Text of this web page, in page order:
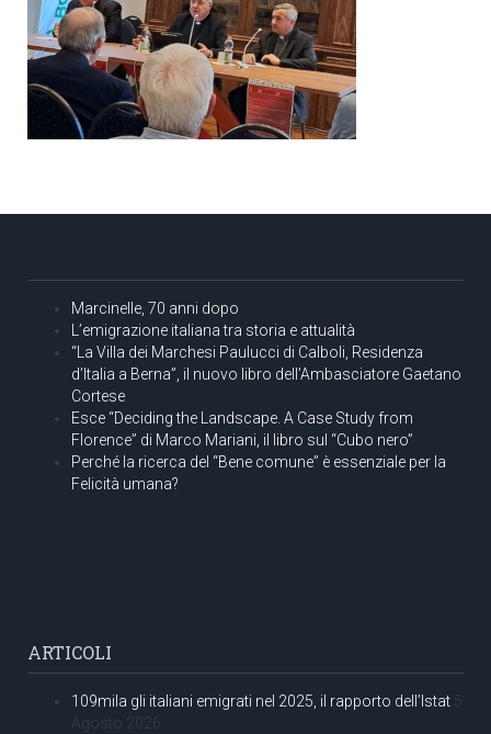
Marcinelle, 70 anni dopo
L’emigrazione italiana tra storia e attualità
“La Villa dei Marchesi Paulucci di Calboli, Residenza
d’Italia a Berna”, il nuovo libro dell’Ambasciatore Gaetano
Cortese
Esce “Deciding the Landscape. A Case Study from
Florence” di Marco Mariani, il libro sul “Cubo nero”
Perché la ricerca del “Bene comune” è essenziale per la
Felicità umana?
ARTICOLI
109mila gli italiani emigrati nel 2025, il rapporto dell’Istat 5
Agosto 2026